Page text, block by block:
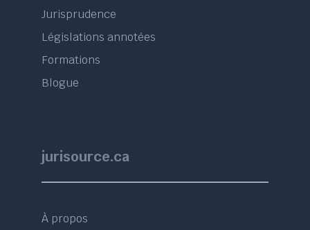
Jurisprudence
Législations annotées
Formations
Blogue
jurisource.ca
À propos